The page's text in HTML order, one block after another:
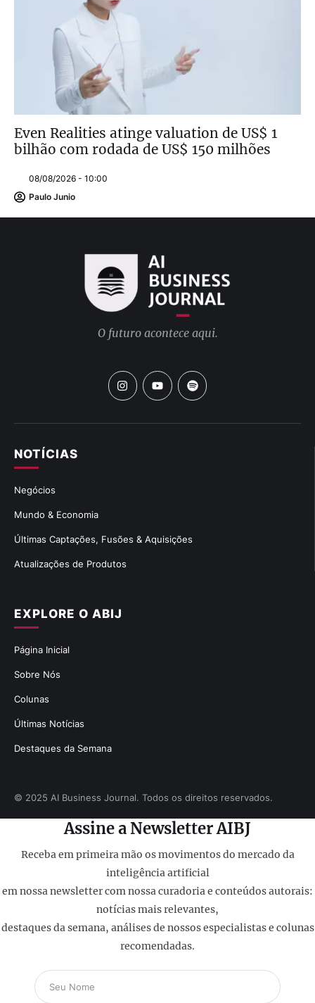
Even Realities atinge valuation de US$ 1
bilhão com rodada de US$ 150 milhões
08/08/2026 - 10:00
Paulo Junio
EXPLORE O ABIJ
Página Inicial
Sobre Nós
Colunas
Últimas Notícias
Destaques da Semana
NOTÍCIAS
Negócios
Mundo & Economia
Últimas Captações, Fusões & Aquisições
Atualizações de Produtos
O futuro acontece aqui.
© 2025 AI Business Journal. Todos os direitos reservados.
Assine a Newsletter AIBJ
Receba em primeira mão os movimentos do mercado da
inteligência artificial
em nossa newsletter com nossa curadoria e conteúdos autorais:
notícias mais relevantes,
destaques da semana, análises de nossos especialistas e colunas
recomendadas.